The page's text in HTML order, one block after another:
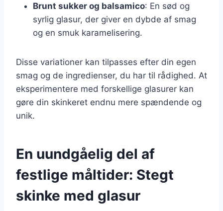
Brunt sukker og balsamico: En sød og
syrlig glasur, der giver en dybde af smag
og en smuk karamelisering.
Disse variationer kan tilpasses efter din egen
smag og de ingredienser, du har til rådighed. At
eksperimentere med forskellige glasurer kan
gøre din skinkeret endnu mere spændende og
unik.
En uundgåelig del af
festlige måltider: Stegt
skinke med glasur